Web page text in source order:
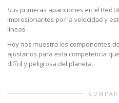
Sus primeras apariciones en el Red
impresionantes por la velocidad y
lineas.
Hoy nos muestra los componentes
ajustarlos para esta competencia
difícil y peligrosa del planeta.